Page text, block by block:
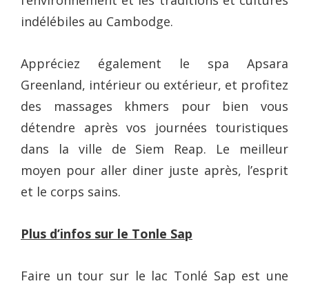
indélébiles au Cambodge.
Appréciez également le spa Apsara
Greenland, intérieur ou extérieur, et profitez
des massages khmers pour bien vous
détendre après vos journées touristiques
dans la ville de Siem Reap. Le meilleur
moyen pour aller diner juste après, l’esprit
et le corps sains.
Plus d’infos sur le Tonle Sap
Faire un tour sur le lac Tonlé Sap est une